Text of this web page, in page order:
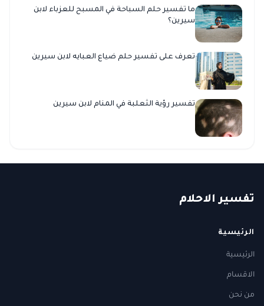
ما تفسير حلم السباحة في المسبح للعزباء لابن
سيرين؟
تعرف على تفسير حلم ضياع العبايه لابن سيرين
تفسير رؤية الثعلبة في المنام لابن سيرين
تفسير الاحلام
الرئيسية
الرئيسية
الاقسام
من نحن